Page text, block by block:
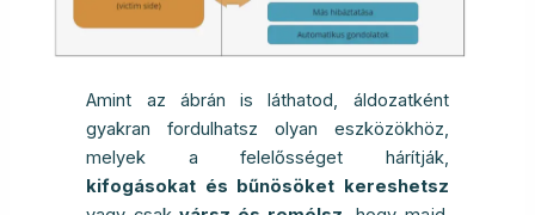
Amint az ábrán is láthatod, áldozatként
gyakran fordulhatsz olyan eszközökhöz,
melyek a felelősséget hárítják,
kifogásokat és bűnösöket kereshetsz